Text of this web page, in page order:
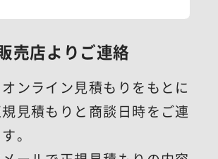
売店よりご連絡
ンライン見積もりをもとに
見積もりと商談日時をご連
。